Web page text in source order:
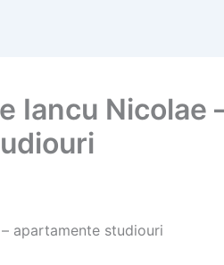
Iancu Nicolae
apartamente studiouri